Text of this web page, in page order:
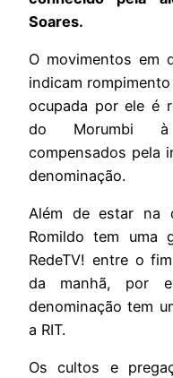
Soares.
O movimentos em
indicam
ocupada por ele é
do Morumbi à
compensados pela
denominação.
Além de estar na
Romildo tem uma
RedeTV! entre o
da manhã, por
denominação tem
a RIT.
Os cultos e